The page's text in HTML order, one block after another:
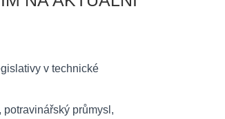
v technické
průmysl,